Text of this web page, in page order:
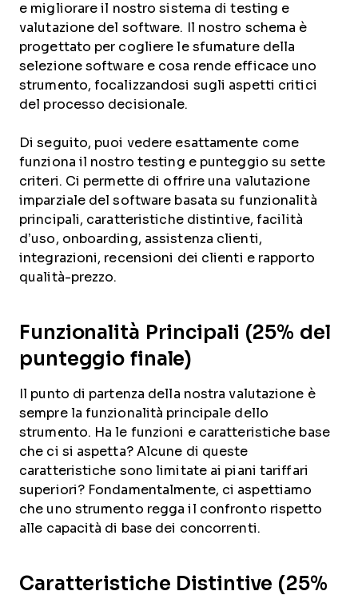
e migliorare il nostro sistema di testing e
valutazione del software. Il nostro schema è
progettato per cogliere le sfumature della
selezione software e cosa rende efficace uno
strumento, focalizzandosi sugli aspetti critici
del processo decisionale.
Di seguito, puoi vedere esattamente come
funziona il nostro testing e punteggio su sette
criteri. Ci permette di offrire una valutazione
imparziale del software basata su funzionalità
principali, caratteristiche distintive, facilità
d’uso, onboarding, assistenza clienti,
integrazioni, recensioni dei clienti e rapporto
qualità-prezzo.
Funzionalità Principali (25% del
punteggio finale)
Il punto di partenza della nostra valutazione è
sempre la funzionalità principale dello
strumento. Ha le funzioni e caratteristiche base
che ci si aspetta? Alcune di queste
caratteristiche sono limitate ai piani tariffari
superiori? Fondamentalmente, ci aspettiamo
che uno strumento regga il confronto rispetto
alle capacità di base dei concorrenti.
Caratteristiche Distintive (25%